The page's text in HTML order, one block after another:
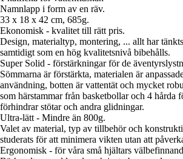
Namnlapp i form av en räv.
33 x 18 x 42 cm, 685g.
Ekonomisk - kvalitet till rätt pris.
Design, materialtyp, montering, ... allt har
samtidigt som en hög kvalitetsnivå bibehålls.
Super Solid - förstärkningar för de
Sömmarna är förstärkta, materialen är
användning, botten är vattentät och mycket
som härstammar från basketbollar och 4 hårda
förhindrar stötar och andra glidningar.
Ultra-lätt - Mindre än 800g.
Valet av material, typ av tillbehör och
studerats för att minimera vikten utan att
Ergonomisk - för våra små hjältars